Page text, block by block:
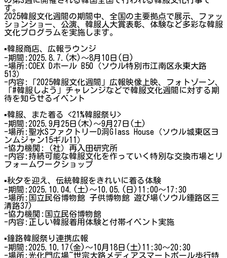
す。
2025韓服文化週間の期間中、全国の主要拠点で展示、ファッ
ションショー、公演、韓服人大賞表彰、体験など多彩な韓服
文化プログラムを実施します。
▪韓服商店、広報ラウンジ
-期間:2025.8.7.(木)〜8月10日(日)
-場所:COEX Dホール B50（ソウル特別市江南区永東大路
513）
-内容:「2025韓服文化週間」広報映像上映、フォトゾーン、
「#韓服しよう」チャレンジなどで韓服文化週間に対する期
待を知らせるイベント
▪韓服、また着る <21%韓服祭り>
-期間:2025.9月25日(木)〜9月27日(土)
-場所:聖水SファクトリーD洞Glass House（ソウル城東区ヨ
ンムジャン15ギル11）
-協力機関:（社）再入田研究所
-内容:持続可能な韓服文化を作っていく特別な交換市場とリ
フォームワークショップ
▪秋夕を迎え、伝統韓服をきれいに着る体験
-期間:2025.10.04.(土)〜10.05.(日)11:00〜17:30
-場所:国立民俗博物館 子供博物館 遊び場(ソウル鍾路区三
清路37)
-協力機関:国立民俗博物館
-内容:正しい韓服着用体験と付帯イベント実施
▪鐘路韓服祭り連携広報
-期間:2025.10.17(金)〜10月18日(土)11:30〜20:30
-場所:光化門広場~世宗大路メディアスマートポール歩行特